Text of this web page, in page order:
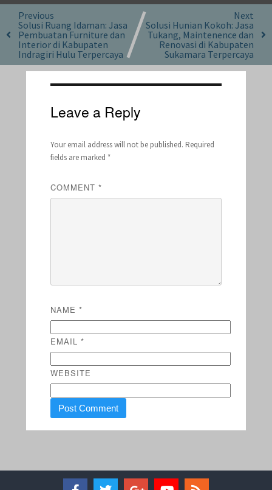
Previous
Solusi Ruang Idaman: Jasa
Pembuatan Furniture dan
Interior di Kabupaten
Indragiri Hulu Terpercaya
Next
Solusi Hunian Kokoh: Jasa
Tukang, Maintenence dan
Renovasi di Kabupaten
Sukamara Terpercaya
Leave a Reply
Your email address will not be published. Required
fields are marked *
COMMENT *
NAME *
EMAIL *
WEBSITE